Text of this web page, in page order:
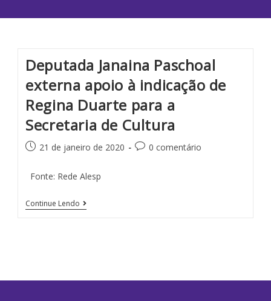
Deputada Janaina Paschoal
externa apoio à indicação de
Regina Duarte para a
Secretaria de Cultura
21 de janeiro de 2020 0 comentário
Fonte: Rede Alesp
Continue Lendo